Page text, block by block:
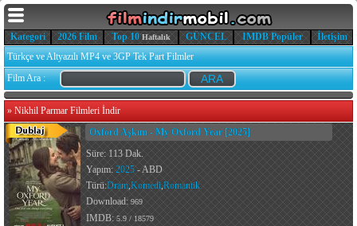
Kategori 2026 Film Top 10 Haftalık GÜNCEL IMDB Popüler
İletişim
Türkçe ve Altyazılı MP4 ve 3GP Tek Part Filmler
Film Ara :
» Nikhil Parmar Filmleri İndir
Oxford Aşkım - My Oxford Year [2025]
Süre: 113 Dak.
Yapım: 2025 - ABD
Türü:Dram,Komedi,Romantik
Download: 969
IMDB: 5.9 / 18579